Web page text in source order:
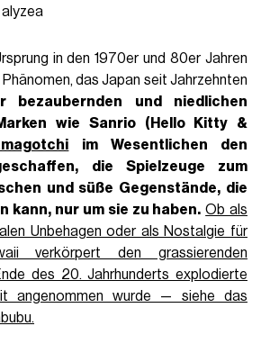
in den 1970er und 80er Jahren
das Japan seit Jahrzehnten
bezaubernden und niedlichen
wie Sanrio(Hello Kitty &
im Wesentlichen den
die Spielzeuge zum
und süße Gegenstände, die
kann, nur um sie zu haben. Ob als
Unbehagen oder als Nostalgie für
verkörpert den grassierenden
des 20. Jahrhunderts explodierte
angenommen wurde — siehe das